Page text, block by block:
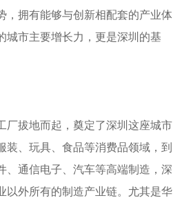
，拥有能够与创新相配套的产业体
城市主要增长力，更是深圳的基
拔地而起，奠定了深圳这座城市
装、玩具、食品等消费品领域，到
、通信电子、汽车等高端制造，深
以外所有的制造产业链。尤其是华